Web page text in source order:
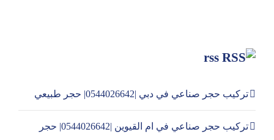
rss
تركيب حجر صناعي في دبي |0544026642| حجر طبيعي
تركيب حجر صناعي في ام القيوين |0544026642| حجر